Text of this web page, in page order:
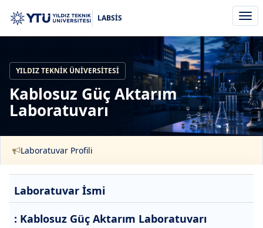
aç/
LABSİS
YILDIZ TEKNIK ÜNIVERSITESI
Kablosuz Güç Aktarım
Laboratuvarı
Laboratuvar Profili
Laboratuvar İsmi
: Kablosuz Güç Aktarım Laboratuvarı